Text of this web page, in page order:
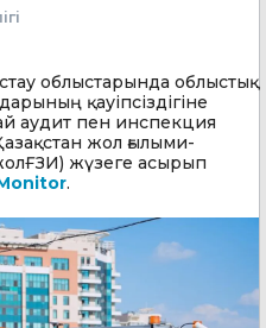
облыстарында облыстық
қауіпсіздігіне
аудит пен инспекция
жол ғылыми-
жүзеге асырып
.